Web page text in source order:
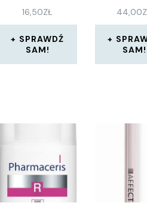
16,50ZŁ
SPRAWDŹ
SAM!
ML
44,00
SAM!